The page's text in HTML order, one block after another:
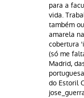
para a
vida.
também
amarela
cobertura
(só me
Madrid,
do Estoril